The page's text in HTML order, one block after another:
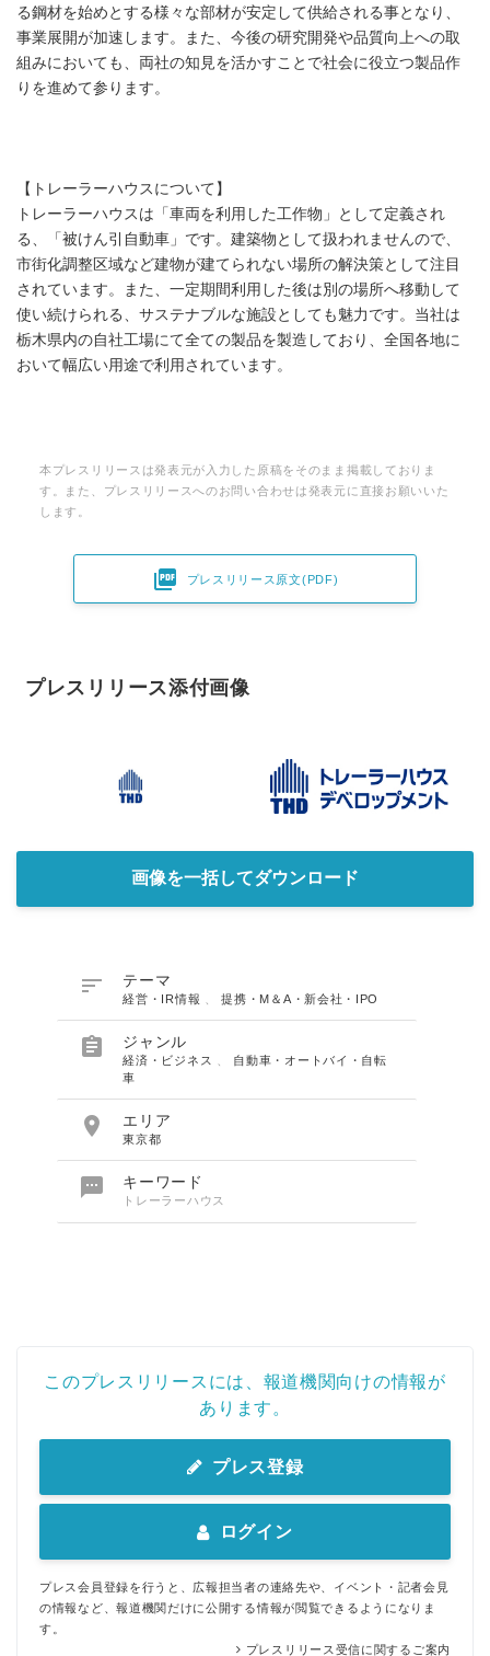
る鋼材を始めとする様々な部材が安定して供給される事となり、
事業展開が加速します。また、今後の研究開発や品質向上への取
組みにおいても、両社の知見を活かすことで社会に役立つ製品作
りを進めて参ります。
【トレーラーハウスについて】
トレーラーハウスは「車両を利用した工作物」として定義され
る、「被けん引自動車」です。建築物として扱われませんので、
市街化調整区域など建物が建てられない場所の解決策として注目
されています。また、一定期間利用した後は別の場所へ移動して
使い続けられる、サステナブルな施設としても魅力です。当社は
栃木県内の自社工場にて全ての製品を製造しており、全国各地に
おいて幅広い用途で利用されています。
本プレスリリースは発表元が入力した原稿をそのまま掲載しておりま
す。また、プレスリリースへのお問い合わせは発表元に直接お願いいた
します。
 プレスリリース原文(PDF)
プレスリリース添付画像
画像を一括してダウンロード
 テーマ
経営・IR情報 、提携・M＆A・新会社・IPO
 ジャンル
経済・ビジネス
自動車・オートバイ・自転
車
 エリア
東京都
 キーワード
トレーラーハウス
このプレスリリースには、報道機関向けの情報が
あります。
プレス登録
ログイン
プレス会員登録を行うと、広報担当者の連絡先や、イベント・記者会見
の情報など、報道機関だけに公開する情報が閲覧できるようになりま
す。
プレスリリース受信に関するご案内